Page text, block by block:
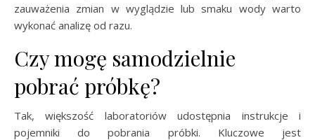
zauważenia zmian w wyglądzie lub smaku wody warto
wykonać analizę od razu.
Czy mogę samodzielnie
pobrać próbkę?
Tak, większość laboratoriów udostępnia instrukcje i
pojemniki do pobrania próbki. Kluczowe jest